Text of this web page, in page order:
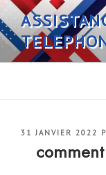
Aller
au
contenu
principal
PUBLIÉ
31 JANVIER 2022